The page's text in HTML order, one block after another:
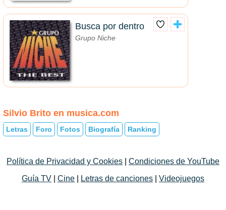
Busca por dentro
Grupo Niche
Silvio Brito en musica.com
Letras Foro Fotos Biografía Ranking
Política de Privacidad y Cookies
Condiciones de YouTube
Guía TV
Cine Letras de canciones Videojuegos